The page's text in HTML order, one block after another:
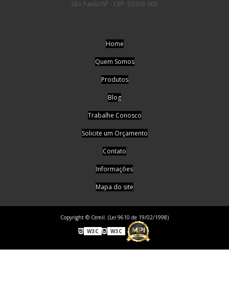
São Paulo/SP - CEP: 03303-000
Home
Quem Somos
Produtos
Blog
Trabalhe Conosco
Solicite um Orçamento
Contato
Informações
Mapa do site
Copyright © Cemil. (Lei 9610 de 19/02/1998)
W3C
W3C